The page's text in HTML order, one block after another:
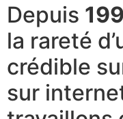
Depuis
la rareté
crédible
sur